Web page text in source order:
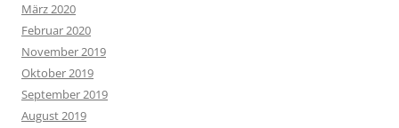
März 2020
Februar 2020
November 2019
Oktober 2019
September 2019
August 2019